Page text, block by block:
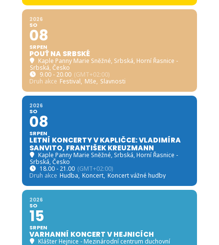
2026
SO
08
SRPEN
POUŤ NA SRBSKÉ
Kaple Panny Marie Sněžné, Srbská, Horní Řasnice -
Srbská, Česko
9.00 - 20.00 (GMT+02:00)
Druh akce Festival, Mše, Slavnosti
2026
SO
08
SRPEN
LETNÍ KONCERTY V KAPLIČCE: VLADIMÍRA
SANVITO, FRANTIŠEK KREUZMANN
Kaple Panny Marie Sněžné, Srbská, Horní Řasnice -
Srbská, Česko
18.00 - 21.00 (GMT+02:00)
Druh akce Hudba, Koncert, Koncert vážné hudby
2026
SO
15
SRPEN
VARHANNÍ KONCERT V HEJNICÍCH
Klášter Hejnice - Mezinárodní centrum duchovní